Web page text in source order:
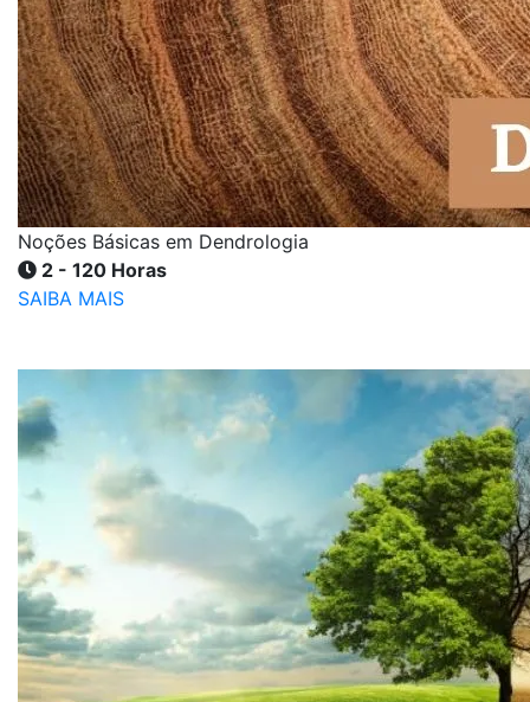
Noções Básicas em Dendrologia
2 - 120 Horas
SAIBA MAIS